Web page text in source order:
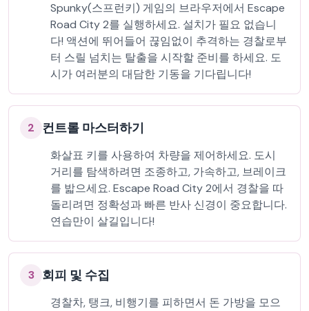
Spunky(스프런키) 게임의 브라우저에서 Escape
Road City 2를 실행하세요. 설치가 필요 없습니
다! 액션에 뛰어들어 끊임없이 추격하는 경찰로부
터 스릴 넘치는 탈출을 시작할 준비를 하세요. 도
시가 여러분의 대담한 기동을 기다립니다!
2 컨트롤 마스터하기
화살표 키를 사용하여 차량을 제어하세요. 도시
거리를 탐색하려면 조종하고, 가속하고, 브레이크
를 밟으세요. Escape Road City 2에서 경찰을 따
돌리려면 정확성과 빠른 반사 신경이 중요합니다.
연습만이 살길입니다!
3 회피 및 수집
경찰차, 탱크, 비행기를 피하면서 돈 가방을 모으